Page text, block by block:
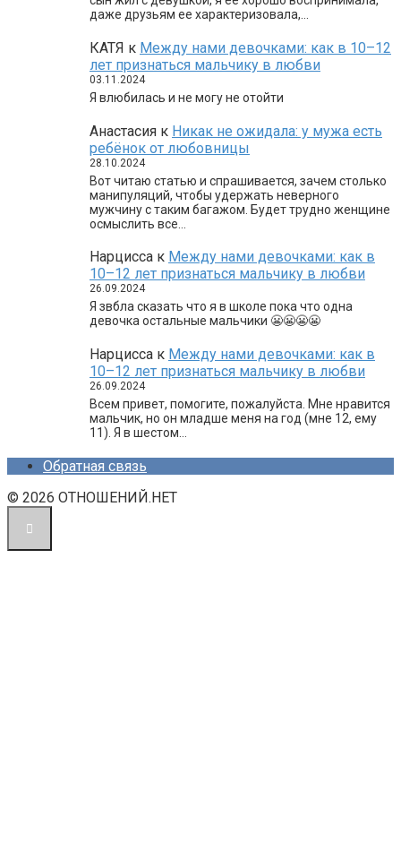
даже друзьям ее характеризовала,…
КАТЯ к Между нами девочками: как в 10–12
лет признаться мальчику в любви
03.11.2024
Я влюбилась и не могу не отойти
Анастасия к Никак не ожидала: у мужа есть
ребёнок от любовницы
28.10.2024
Вот читаю статью и спрашивается, зачем столько
манипуляций, чтобы удержать неверного
мужчину с таким багажом. Будет трудно женщине
осмыслить все…
Нарцисса к Между нами девочками: как в
10–12 лет признаться мальчику в любви
26.09.2024
Я звбла сказать что я в школе пока что одна
девочка остальные мальчики 😬😬😬😬
Нарцисса к Между нами девочками: как в
10–12 лет признаться мальчику в любви
26.09.2024
Всем привет, помогите, пожалуйста. Мне нравится
мальчик, но он младше меня на год (мне 12, ему
11). Я в шестом…
Обратная связь
© 2026 ОТНОШЕНИЙ.НЕТ